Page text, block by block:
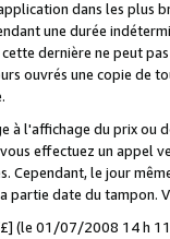
dans les plus
une durée
dernière ne peut
ouvrés une copie de
à l'affichage du prix
effectuez un appel
Cependant, le jour
date du tampon.
£] (le 01/07/2008 14 h